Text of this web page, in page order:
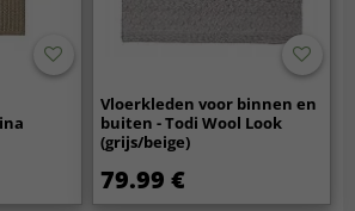
Vloerkleden voor binnen en
buiten - Todi Wool Look
(grijs/beige)
79.99 €